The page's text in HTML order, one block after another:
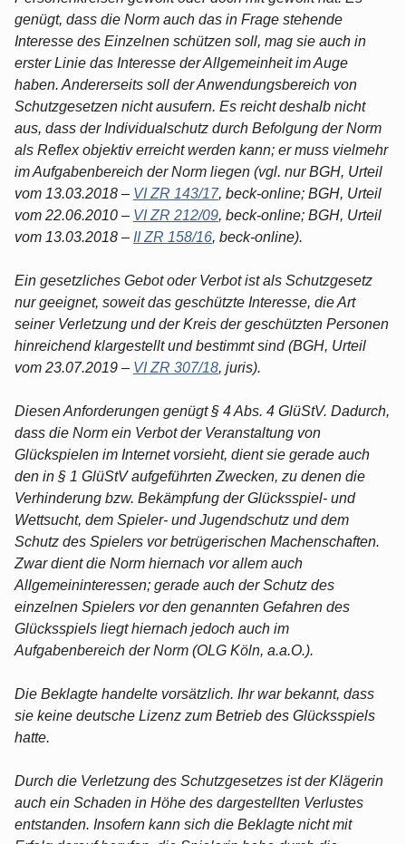
genügt, dass die Norm auch das in Frage stehende
Interesse des Einzelnen schützen soll, mag sie auch in
erster Linie das Interesse der Allgemeinheit im Auge
haben. Andererseits soll der Anwendungsbereich von
Schutzgesetzen nicht ausufern. Es reicht deshalb nicht
aus, dass der Individualschutz durch Befolgung der Norm
als Reflex objektiv erreicht werden kann; er muss vielmehr
im Aufgabenbereich der Norm liegen (vgl. nur BGH, Urteil
vom 13.03.2018 – VI ZR 143/17, beck-online; BGH, Urteil
vom 22.06.2010 – VI ZR 212/09, beck-online; BGH, Urteil
vom 13.03.2018 – II ZR 158/16, beck-online).
Ein gesetzliches Gebot oder Verbot ist als Schutzgesetz
nur geeignet, soweit das geschützte Interesse, die Art
seiner Verletzung und der Kreis der geschützten Personen
hinreichend klargestellt und bestimmt sind (BGH, Urteil
vom 23.07.2019 – VI ZR 307/18, juris).
Diesen Anforderungen genügt § 4 Abs. 4 GlüStV. Dadurch,
dass die Norm ein Verbot der Veranstaltung von
Glückspielen im Internet vorsieht, dient sie gerade auch
den in § 1 GlüStV aufgeführten Zwecken, zu denen die
Verhinderung bzw. Bekämpfung der Glücksspiel- und
Wettsucht, dem Spieler- und Jugendschutz und dem
Schutz des Spielers vor betrügerischen Machenschaften.
Zwar dient die Norm hiernach vor allem auch
Allgemeininteressen; gerade auch der Schutz des
einzelnen Spielers vor den genannten Gefahren des
Glücksspiels liegt hiernach jedoch auch im
Aufgabenbereich der Norm (OLG Köln, a.a.O.).
Die Beklagte handelte vorsätzlich. Ihr war bekannt, dass
sie keine deutsche Lizenz zum Betrieb des Glücksspiels
hatte.
Durch die Verletzung des Schutzgesetzes ist der Klägerin
auch ein Schaden in Höhe des dargestellten Verlustes
entstanden. Insofern kann sich die Beklagte nicht mit